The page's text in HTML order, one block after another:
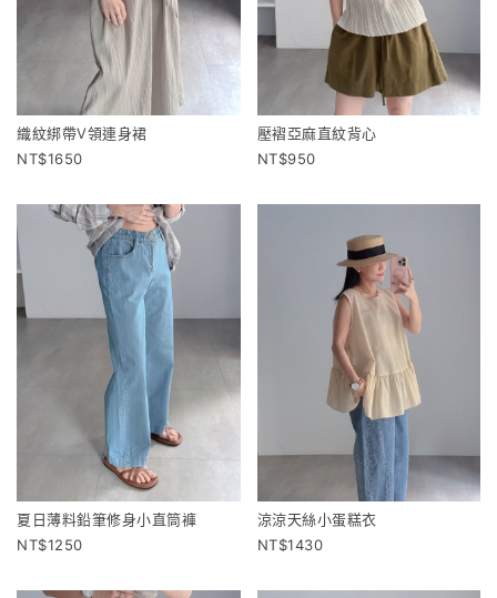
織紋綁帶V領連身裙
1650
壓褶亞麻直紋背心
950
夏日薄料鉛筆修身小直筒褲
1250
涼涼天絲小蛋糕衣
1430